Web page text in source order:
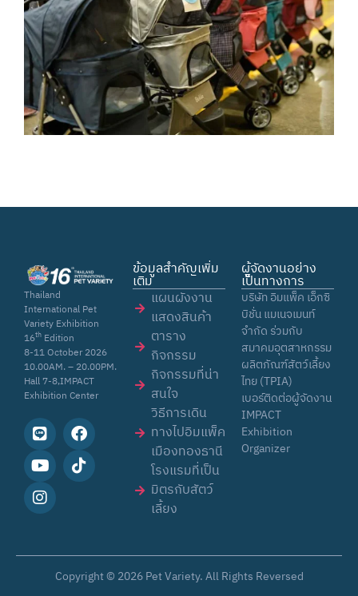
Thailand
International Pet
Variety Exhibition
16th Edition
8-11 October 2026
10.00AM. – 20.00PM.
Hall 7-8,IMPACT
Exhibition Center
ข้อมูลสำคัญเพิ่ม
เติม
แผนผังงาน
แสดงสินค้า
ตาราง
กิจกรรม
กิจกรรมที่น่า
สนใจ
วิธีการเดิน
ทางไปอิมแพ็ค
เมืองทองธานี
โรงแรมที่เป็น
มิตรกับสัตว์
เลี้ยง
ผู้จัดงานอย่าง
เป็นทางการ
บริษัท อิมแพ็ค เอ็กซิ
บิชั่น แมเนจเมนท์
จำกัด ร่วมกับ
สมาคมอุตสาหกรรม
ผลิตภัณฑ์สัตว์เลี้ยง
ไทย (TPIA)
เบอร์ติดต่อผู้จัดงาน
IMPACT
Exhibition
Organizer
Copyright © 2026Pet Variety. All Rights Reversed